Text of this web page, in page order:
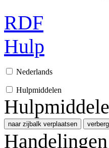
RDF
Hulp
Nederlands
Hulpmiddelen
naar zijbalk verplaatsen
Handelingen